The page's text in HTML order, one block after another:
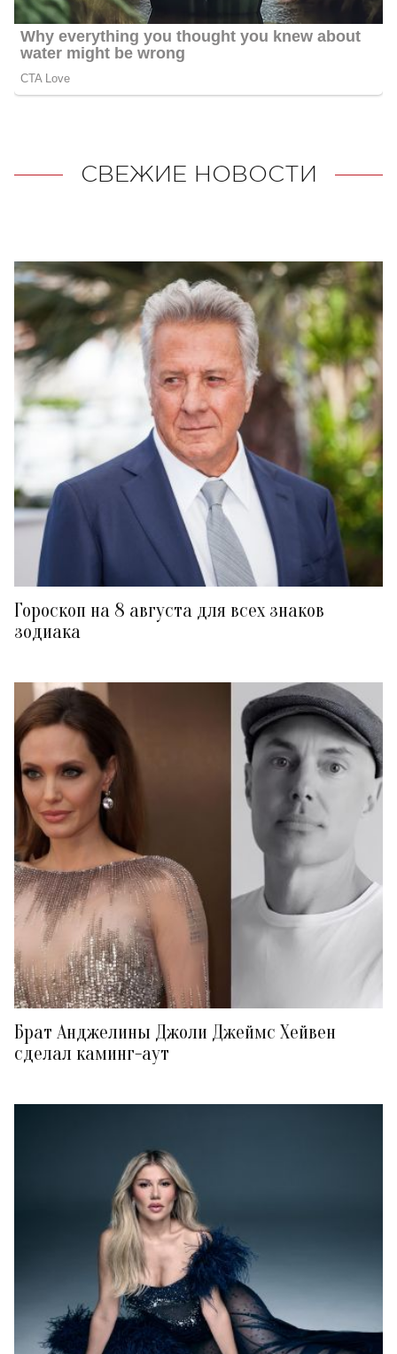
СВЕЖИЕ НОВОСТИ
Гороскоп на 8 августа для всех знаков
зодиака
Брат Анджелины Джоли Джеймс Хейвен
сделал каминг-аут